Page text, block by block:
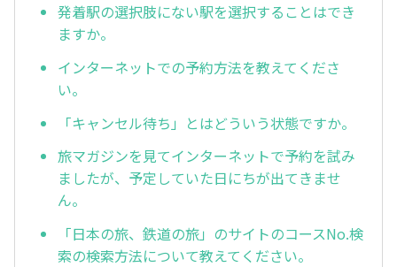
発着駅の選択肢にない駅を選択することはでき
ますか。
インターネットでの予約方法を教えてくださ
い。
「キャンセル待ち」とはどういう状態ですか。
旅マガジンを見てインターネットで予約を試み
ましたが、予定していた日にちが出てきませ
ん。
「日本の旅、鉄道の旅」のサイトのコースNo.検
索の検索方法について教えてください。